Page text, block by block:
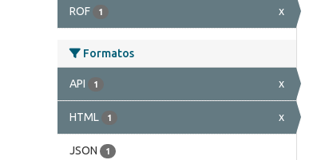
ROF 1 x
Formatos
API 1 x
HTML 1 x
JSON 1